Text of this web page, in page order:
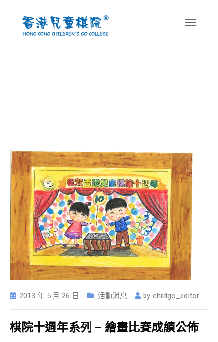
2013 年 5 月 26 日 活動消息 by childgo_editor
棋院十週年系列 – 繪畫比賽成績公佈